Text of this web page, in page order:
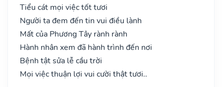
Tiểu cát mọi việc tốt tươi
Người ta đem đến tin vui điều lành
Mất của Phương Tây rành rành
Hành nhân xem đã hành trình đến nơi
Bệnh tật sửa lễ cầu trời
Mọi việc thuận lợi vui cười thật tươi..